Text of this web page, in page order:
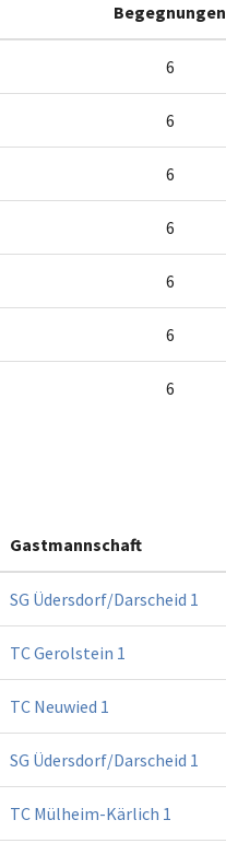
Begegnungen
6
6
6
6
6
6
6
Gastmannschaft
SG Üdersdorf/Darscheid 1
TC Gerolstein 1
TC Neuwied 1
SG Üdersdorf/Darscheid 1
TC Mülheim-Kärlich 1